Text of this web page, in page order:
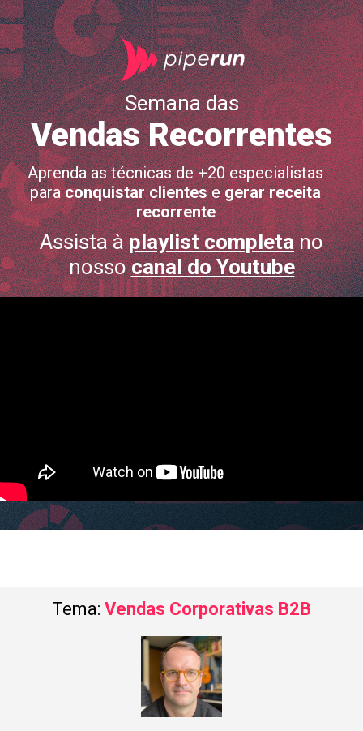
Semana das
Vendas Recorrentes
Aprenda as técnicas de +20 especialistas
paraconquistar clientesegerar receita
recorrente
Assista àplaylist completa no
nosso canal do Youtube
Tema: Vendas Corporativas B2B